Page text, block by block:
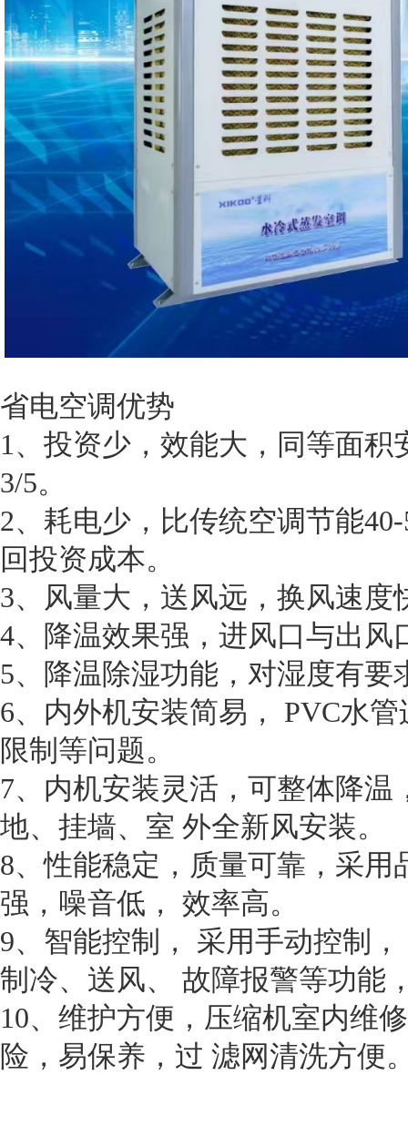
省电空调优势
1、投资少，效能大，同等面
3/5。
2、耗电少，比传统空调节能
回投资成本。
3、风量大，送风远，换风速度
4、降温效果强，进风口与出风
5、降温除湿功能，对湿度有
6、内外机安装简易， PVC水
限制等问题。
7、内机安装灵活，可整体降
地、挂墙、室 外全新风安装。
8、性能稳定，质量可靠，采
强，噪音低， 效率高。
9、智能控制， 采用手动控制
制冷、送风、 故障报警等功能
10、维护方便，压缩机室内维
险，易保养，过 滤网清洗方便